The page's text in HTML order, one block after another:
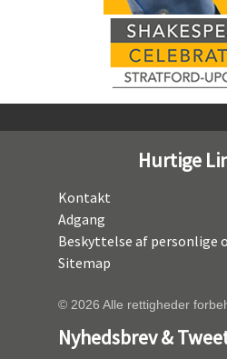
Hurtige
Kontakt
Adgang
Beskyttelse af personlige
Sitemap
© 2026 Alle rettigheder
Nyhedsbrev &